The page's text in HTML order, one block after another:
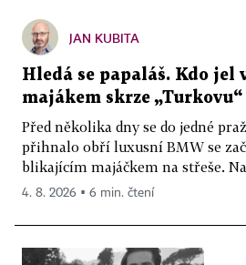
JAN KUBITA
Hledá se papaláš. Kdo jel
majákem skrze
Před několika dny se do jedné
přihnalo obří luxusní BMW se
blikajícím majáčkem na střeše.
4. 8. 2026 ▪ 6 min. čtení